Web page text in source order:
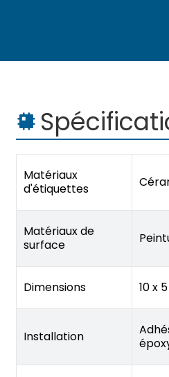
Matériaux
d'étiquettes
Matériaux de
surface
Dimensions 10 x
Installation